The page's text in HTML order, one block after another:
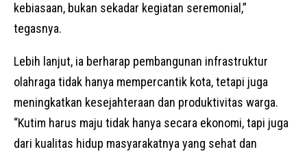
kebiasaan, bukan sekadar kegiatan seremonial,”
tegasnya.
Lebih lanjut, ia berharap pembangunan infrastruktur
olahraga tidak hanya mempercantik kota, tetapi juga
meningkatkan kesejahteraan dan produktivitas warga.
“Kutim harus maju tidak hanya secara ekonomi, tapi juga
dari kualitas hidup masyarakatnya yang sehat dan